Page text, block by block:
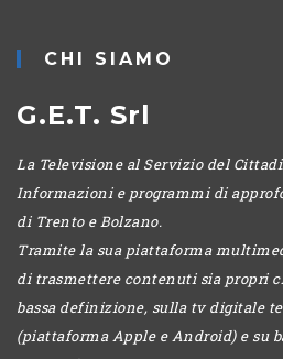
CHI SIAMO
G.E.T. Srl
La Televisione al Servizio del
Informazioni e programmi di
di Trento e Bolzano.
Tramite la sua piattaforma
di trasmettere contenuti sia propri
bassa definizione, sulla tv digitale
(piattaforma Apple e Android) e su